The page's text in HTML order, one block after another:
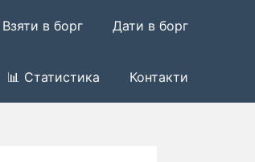
Взяти в борг Дати в борг
📊 Статистика Контакти